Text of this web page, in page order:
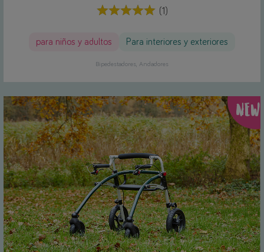
(1)
para niños y adultos Para interiores y exteriores
Bipedestadores Andadores
NEW